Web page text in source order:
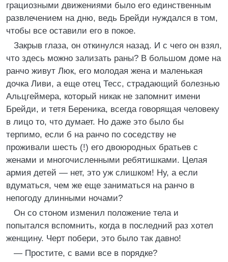
грациозными движениями было его единственным
развлечением на дню, ведь Брейди нуждался в том,
чтобы все оставили его в покое.
Закрыв глаза, он откинулся назад. И с чего он взял,
что здесь можно зализать раны? В большом доме на
ранчо живут Люк, его молодая жена и маленькая
дочка Ливи, а еще отец Тесс, страдающий болезнью
Альцгеймера, который никак не запомнит имени
Брейди, и тетя Береника, всегда говорящая человеку
в лицо то, что думает. Но даже это было бы
терпимо, если б на ранчо по соседству не
проживали шесть (!) его двоюродных братьев с
женами и многочисленными ребятишками. Целая
армия детей — нет, это уж слишком! Ну, а если
вдуматься, чем же еще заниматься на ранчо в
непогоду длинными ночами?
Он со стоном изменил положение тела и
попытался вспомнить, когда в последний раз хотел
женщину. Черт побери, это было так давно!
— Простите, с вами все в порядке?